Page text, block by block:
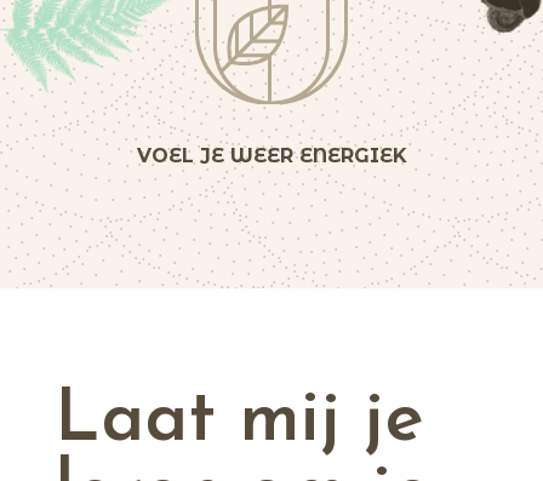
VOEL JE WEER ENERGIEK
Laat mij je